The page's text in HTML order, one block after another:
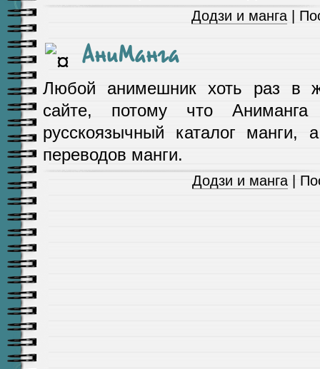
Додзи и манга |
АниМанга
Любой анимешник хоть раз в
сайте, потому что
русскоязычный каталог манги,
переводов манги.
Додзи и манга |